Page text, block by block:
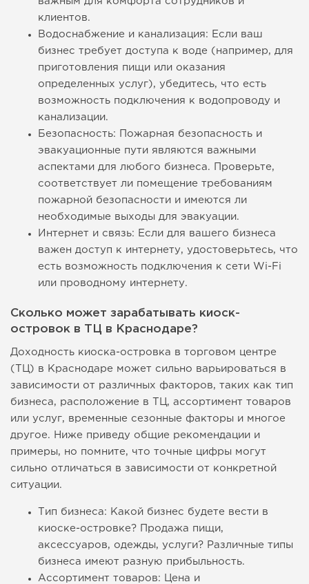
клиентов.
Водоснабжение и канализация: Если ваш
бизнес требует доступа к воде (например, для
приготовления пищи или оказания
определенных услуг), убедитесь, что есть
возможность подключения к водопроводу и
канализации.
Безопасность: Пожарная безопасность и
эвакуационные пути являются важными
аспектами для любого бизнеса. Проверьте,
соответствует ли помещение требованиям
пожарной безопасности и имеются ли
необходимые выходы для эвакуации.
Интернет и связь: Если для вашего бизнеса
важен доступ к интернету, удостоверьтесь, что
есть возможность подключения к сети Wi-Fi
или проводному интернету.
Сколько может зарабатывать киоск-
островок в ТЦ в Краснодаре?
Доходность киоска-островка в торговом центре
(ТЦ) в Краснодаре может сильно варьироваться в
зависимости от различных факторов, таких как тип
бизнеса, расположение в ТЦ, ассортимент товаров
или услуг, временные сезонные факторы и многое
другое. Ниже приведу общие рекомендации и
примеры, но помните, что точные цифры могут
сильно отличаться в зависимости от конкретной
ситуации.
Тип бизнеса: Какой бизнес будете вести в
киоске-островке? Продажа пищи,
аксессуаров, одежды, услуги? Различные типы
бизнеса имеют разную прибыльность.
Ассортимент товаров: Цена и